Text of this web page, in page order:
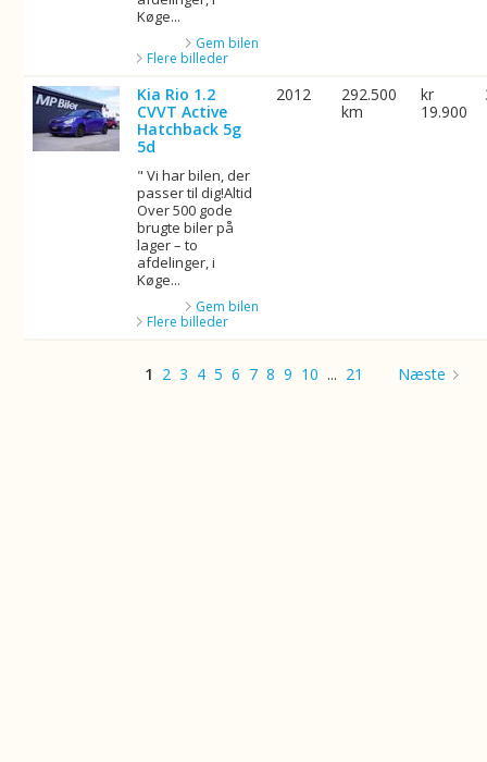
Køge...
Gem bilen
Flere billeder
Kia Rio 1.2
CVVT Active
Hatchback 5g
5d
" Vi har bilen, der
passer til dig!Altid
Over 500 gode
brugte biler på
lager – to
afdelinger, i
Køge...
Gem bilen
Flere billeder
2012
292.500
km
kr
19.900
1 2 3 4 5 6 7 8 9 10 ... 21 Næste